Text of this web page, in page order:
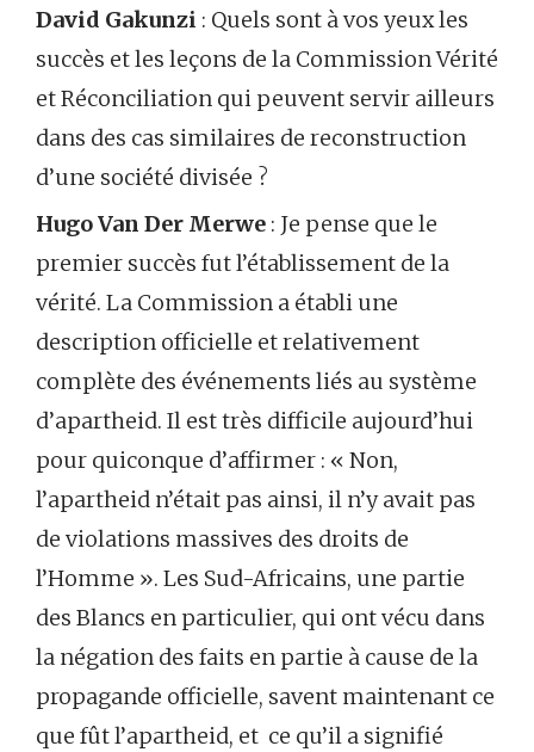
David Gakunzi : Quels sont à vos yeux les
succès et les leçons de la Commission Vérité
et Réconciliation qui peuvent servir ailleurs
dans des cas similaires de reconstruction
d’une société divisée ?
Hugo Van Der Merwe : Je pense que le
premier succès fut l’établissement de la
vérité. La Commission a établi une
description officielle et relativement
complète des événements liés au système
d’apartheid. Il est très difficile aujourd’hui
pour quiconque d’affirmer : « Non,
l’apartheid n’était pas ainsi, il n’y avait pas
de violations massives des droits de
l’Homme ». Les Sud-Africains, une partie
des Blancs en particulier, qui ont vécu dans
la négation des faits en partie à cause de la
propagande officielle, savent maintenant ce
que fût l’apartheid, et ce qu’il a signifié